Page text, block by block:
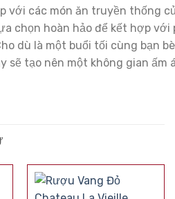
với các món ăn truyền thống
chọn hoàn hảo để kết hợp với
dù là một buổi tối cùng bạn
sẽ tạo nên một không gian ấm